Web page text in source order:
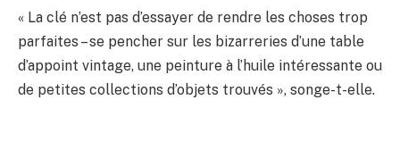
« La clé n’est pas d’essayer de rendre les choses trop
parfaites – se pencher sur les bizarreries d’une table
d’appoint vintage, une peinture à l’huile intéressante ou
de petites collections d’objets trouvés », songe-t-elle.